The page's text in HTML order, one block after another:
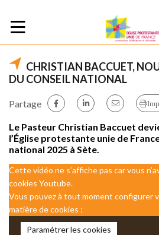
CHRISTIAN BACCUET,
DU CONSEIL NATIONAL
Partage
Le Pasteur Christian Baccuet
l’Église protestante unie de
national 2025 à Sète.
Cette vidéo ne s’affiche pas car vous
cookies Youtube.
Vous pouvez à tout moment configurer
matière de cookies :
Paramétrer les cookies